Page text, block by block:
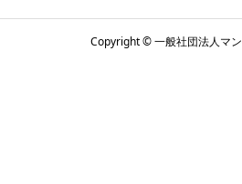
Copyright © 一般社団法人マ